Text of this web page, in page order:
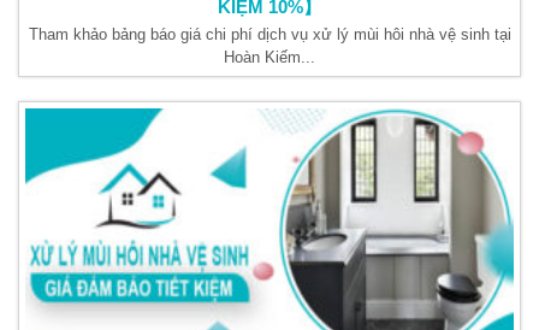
KIỆM 10%】
Tham khảo bảng báo giá chi phí dịch vụ xử lý mùi hôi nhà vệ sinh tại
Hoàn Kiếm...